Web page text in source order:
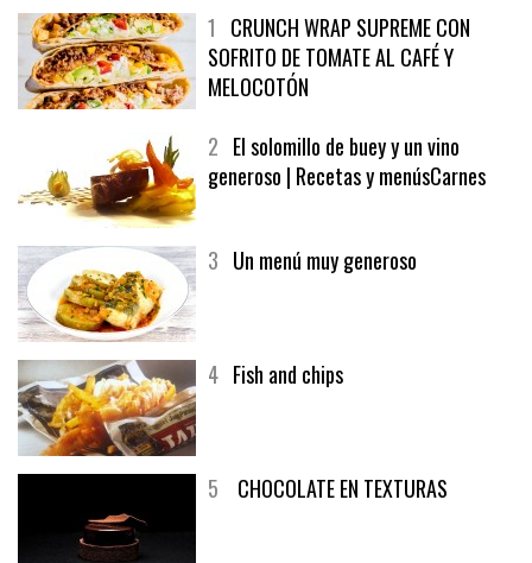
1CRUNCH WRAP SUPREME CON
SOFRITO DE TOMATE AL CAFÉ Y
MELOCOTÓN
2El solomillo de buey y un vino